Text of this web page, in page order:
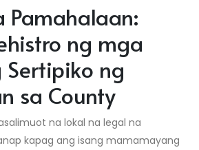
Pamahalaan:
ng mga
ng
sa County
na lokal na legal na
kapag ang isang mamamayang